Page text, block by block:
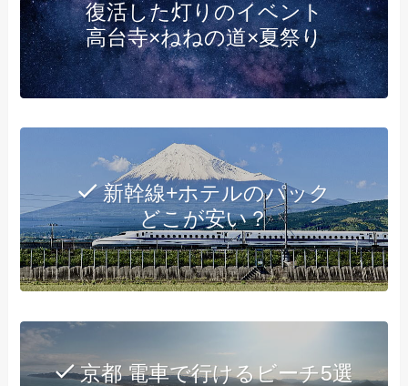
復活した灯りのイベント
高台寺×ねねの道×夏祭り
新幹線+ホテルのパック
どこが安い？
京都 電車で行けるビーチ5選